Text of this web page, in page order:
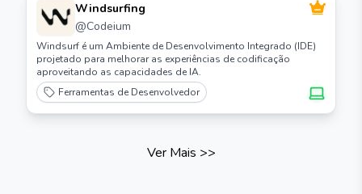
Windsurfing
@Codeium
Windsurf é um Ambiente de Desenvolvimento Integrado (IDE)
projetado para melhorar as experiências de codificação
aproveitando as capacidades de IA.
Ferramentas de Desenvolvedor
Ver Mais >>